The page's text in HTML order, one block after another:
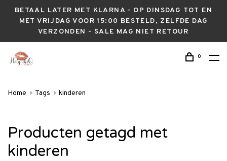
BETAAL LATER MET KLARNA - OP DINSDAG TOT EN
MET VRIJDAG VOOR 15:00 BESTELD, ZELFDE DAG
VERZONDEN - SALE MAG NIET RETOUR
0
Home Tags kinderen
Producten getagd met
kinderen